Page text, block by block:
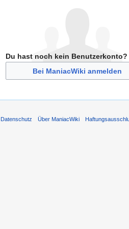
Du hast noch kein Benutzerkonto?
Bei ManiacWiki anmelden
Datenschutz Über ManiacWiki